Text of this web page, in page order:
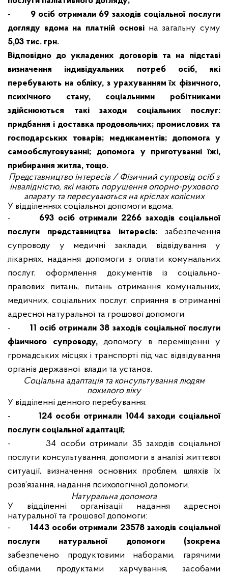
-
9 осіб отримали 69 заходів соціальної послуги
догляду вдома на платній основіна загальну суму
5,03 тис. грн.
Відповідно до укладених договорів та на підставі
визначення індивідуальних потреб осіб, які
перебувають на обліку, з урахуванням їх фізичного,
психічного стану, соціальними робітниками
здійснюються такі заходи соціальних послуг:
придбання і доставка продовольчих; промислових та
господарських товарів; медикаментів; допомога у
самообслуговуванні; допомога у приготуванні їжі,
прибирання житла, тощо.
Представництво інтересів /Фізичний супровід осіб з
інвалідністю, які мають порушення опорно-рухового
апарату та пересуваються на кріслах колісних
У відділеннях соціальної допомоги вдома:
-
693 осіб отримали 2266 заходів соціальної
послуги представництва інтересів: забезпечення
супроводу у медичні заклади, відвідування у
лікарнях, надання допомоги з оплати комунальних
послуг, оформлення документів із соціально-
правових питань, питань отримання комунальних,
медичних, соціальних послуг, сприяння в отриманні
адресної натуральної та грошової допомоги;
-
11 осіб отримали 38 заходів соціальної послуги
фізичного супроводу,допомогу в переміщенні у
громадських місцях і транспорті під час відвідування
органів державної влади та установ.
Соціальна адаптація та консультування людям
похилого віку
У відділенні денного перебування:
-
124 особи отримали 1044 заходи соціальної
послуги соціальної адаптації;
-
34 особи отримали 35 заходів соціальної
послуги консультування, допомоги в аналізі життєвої
ситуації, визначення основних проблем, шляхів їх
розв’язання, надання психологічної допомоги.
Натуральна допомога
У відділенні організації надання адресної
натуральної та грошової допомоги:
-
1443 особи отримали 23578 заходів соціальної
послуги натуральної допомоги (зокрема
забезпечено продуктовими наборами, гарячими
обідами, продуктами харчування, засобами